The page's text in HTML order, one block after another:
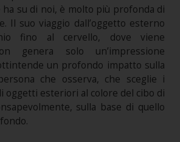
su di noi, è molto più profonda di
Il suo viaggio dall’oggetto esterno
fino al cervello, dove viene
genera solo un’impressione
un profondo impatto sulla
che osserva, che sceglie i
oggetti esteriori al colore del cibo di
sulla base di quello